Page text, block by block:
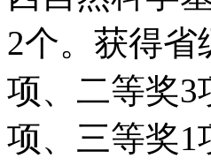
2个。获得省
项、二等奖3
项、三等奖1